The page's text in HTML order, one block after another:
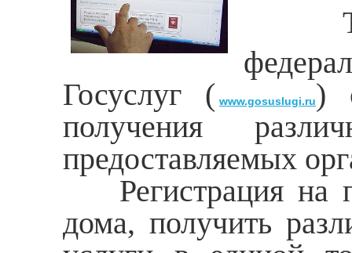
Госуслуг ( www.gosuslugi.ru)
получения
предоставляемых
Регистрация на
дома, получить